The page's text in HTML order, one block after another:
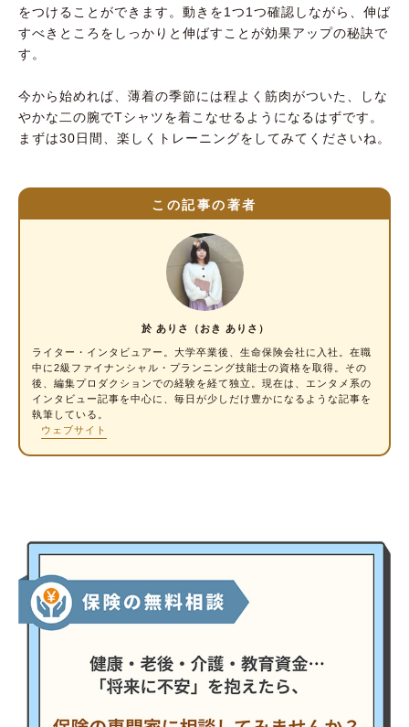
をつけることができます。動きを1つ1つ確認しながら、伸ば
すべきところをしっかりと伸ばすことが効果アップの秘訣で
す。
今から始めれば、薄着の季節には程よく筋肉がついた、しな
やかな二の腕でTシャツを着こなせるようになるはずです。
まずは30日間、楽しくトレーニングをしてみてくださいね。
この記事の著者
於 ありさ（おき ありさ）
ライター・インタビュアー
。大学卒業後、生命保険会社に入社。在職
中に2級ファイナンシャル・プランニング技能士の資格を取得。その
後、編集プロダクションでの経験を経て独立。現在は、エンタメ系の
インタビュー記事を中心に、毎日が少しだけ豊かになるような記事を
執筆している。
ウェブサイト